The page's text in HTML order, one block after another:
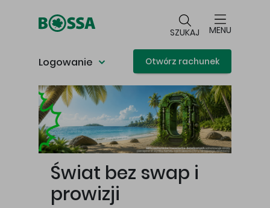
SZUKAJ MENU
Logowanie Otwórz rachunek
Główna treść
Świat bez swap i
prowizji